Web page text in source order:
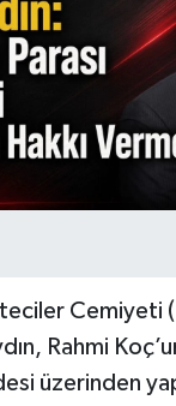
Cemiyeti
Rahmi
üzerinden